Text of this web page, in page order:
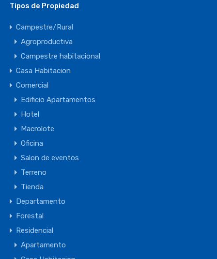
Tipos de Propiedad
Campestre/Rural
Agroproductiva
Campestre habitacional
Casa Habitacion
Comercial
Edificio Apartamentos
Hotel
Macrolote
Oficina
Salon de eventos
Terreno
Tienda
Departamento
Forestal
Residencial
Apartamento